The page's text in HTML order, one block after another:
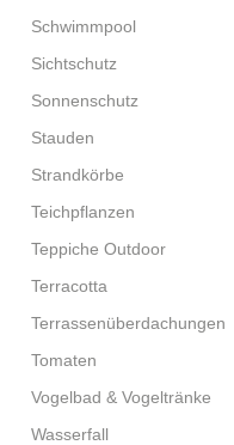
Schwimmpool
Sichtschutz
Sonnenschutz
Stauden
Strandkörbe
Teichpflanzen
Teppiche Outdoor
Terracotta
Terrassenüberdachungen
Tomaten
Vogelbad & Vogeltränke
Wasserfall